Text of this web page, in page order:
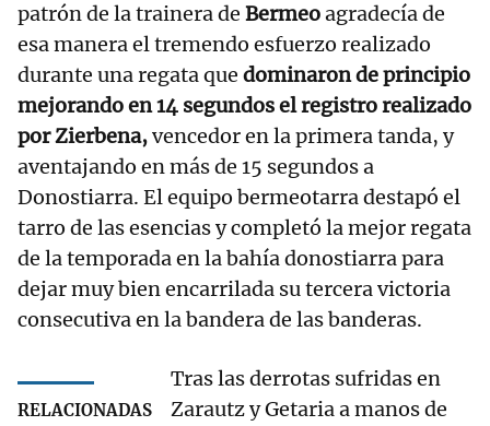
patrón de la trainera de Bermeoagradecía de
esa manera el tremendo esfuerzo realizado
durante una regata que dominaron de principio
mejorando en 14 segundos el registro realizado
por Zierbena,vencedor en la primera tanda, y
aventajando en más de 15 segundos a
Donostiarra. El equipo bermeotarra destapó el
tarro de las esencias y completó la mejor regata
de la temporada en la bahía donostiarra para
dejar muy bien encarrilada su tercera victoria
consecutiva en la bandera de las banderas.
RELACIONADAS
Tras las derrotas sufridas en
Zarautz y Getaria a manos de